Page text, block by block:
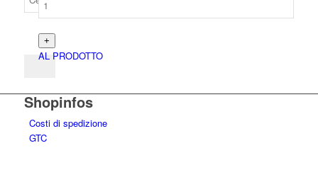
AL PRODOTTO
Shopinfos
Costi di spedizione
GTC